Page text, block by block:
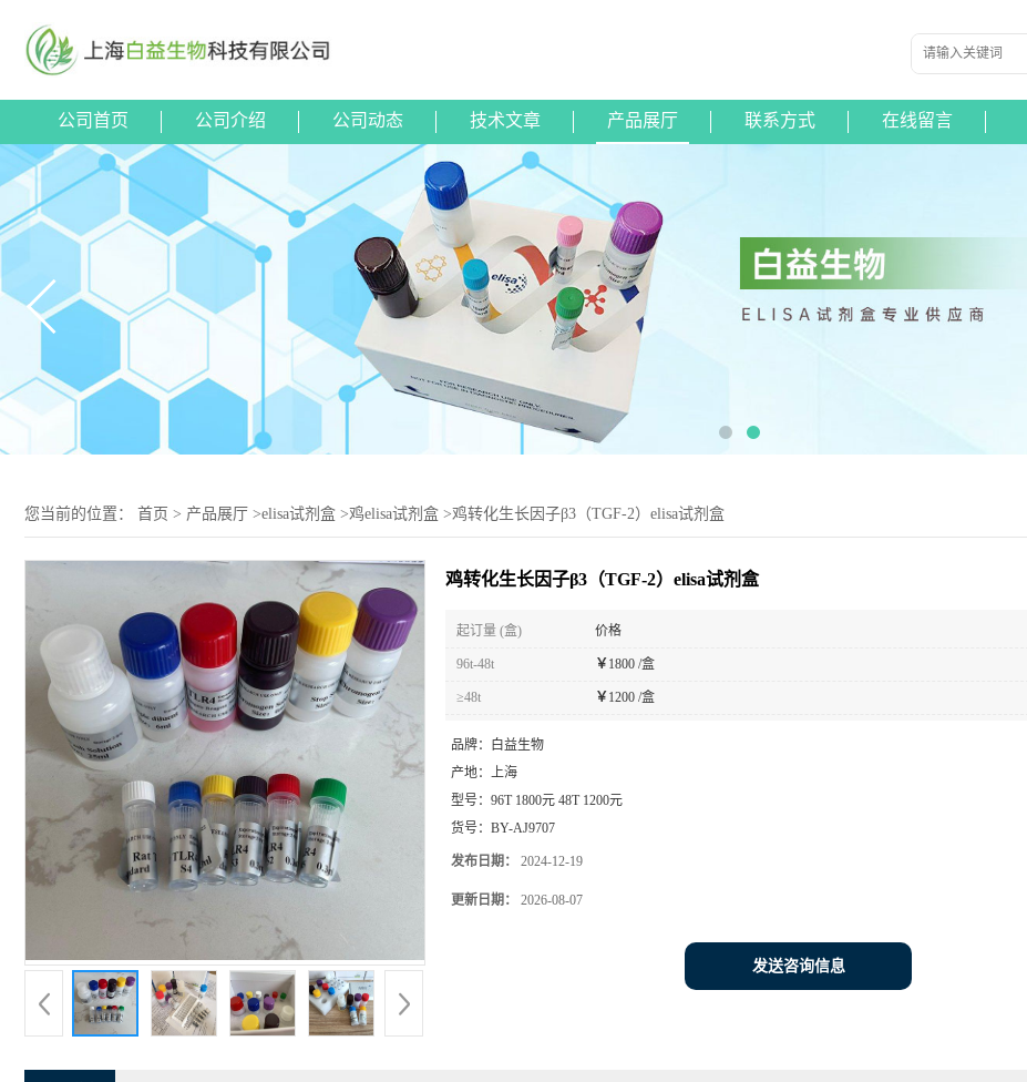
公司首页 公司介绍 公司动态 技术文章 产品展厅 联系方式 在线留言
您当前的位置： 首页 > 产品展厅 >elisa试剂盒 >鸡elisa试剂盒 >鸡转化生长因子β3（TGF-2）elisa试剂盒
鸡转化生长因子β3（TGF-2）elisa试剂盒
起订量 (盒) 价格
96t-48t ￥ 1800 /盒
≥48t ￥ 1200 /盒
品牌：
白益生物
产地： 上海
型号： 96T 1800元 48T 1200元
货号： BY-AJ9707
发布日期： 2024-12-19
更新日期： 2026-08-07
发送咨询信息